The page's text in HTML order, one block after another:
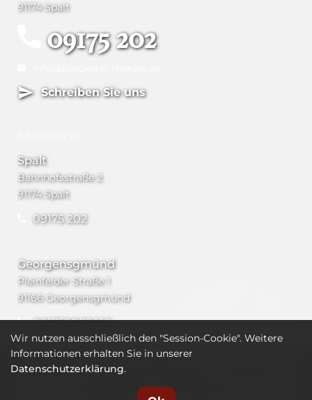
91174 Spalt
09175 202
Schreiben Sie uns
Spalt
Bahnhofsstraße 2
91174 Spalt
09175 202
Georgensgmünd
Pleinfelder Straße 1
91166 Georgensgmünd
091759089610
AGB Widerrufsbelehrung
Impressum
Datenschutz
Wir nutzen ausschließlich den "Session-Cookie". Weitere
Informationen erhalten Sie in unserer
Datenschutzerklärung.